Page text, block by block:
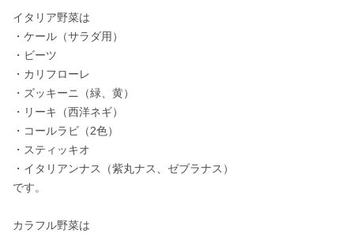
イタリア野菜は
・ケール（サラダ用）
・ビーツ
・カリフローレ
・ズッキーニ（緑、黄）
・リーキ（西洋ネギ）
・コールラビ（2色）
・スティッキオ
・イタリアンナス（紫丸ナス、ゼブラナス）
です。
カラフル野菜は